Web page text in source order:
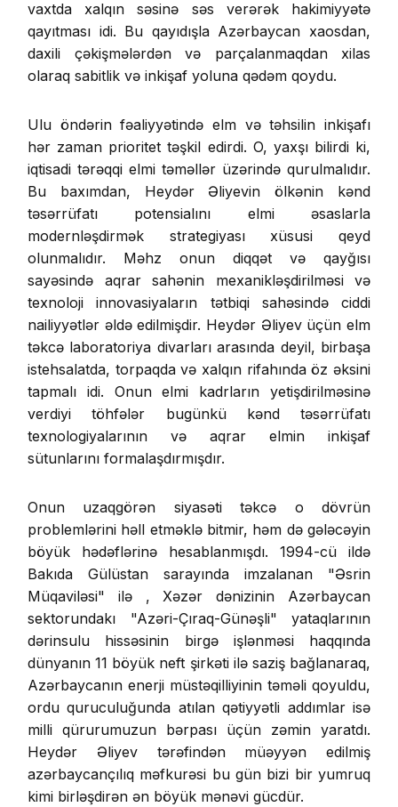
vaxtda xalqın səsinə səs verərək hakimiyyətə
qayıtması idi. Bu qayıdışla Azərbaycan xaosdan,
daxili çəkişmələrdən və parçalanmaqdan xilas
olaraq sabitlik və inkişaf yoluna qədəm qoydu.
Ulu öndərin fəaliyyətində elm və təhsilin inkişafı
hər zaman prioritet təşkil edirdi. O, yaxşı bilirdi ki,
iqtisadi tərəqqi elmi təməllər üzərində qurulmalıdır.
Bu baxımdan, Heydər Əliyevin ölkənin kənd
təsərrüfatı potensialını elmi əsaslarla
modernləşdirmək strategiyası xüsusi qeyd
olunmalıdır. Məhz onun diqqət və qayğısı
sayəsində aqrar sahənin mexanikləşdirilməsi və
texnoloji innovasiyaların tətbiqi sahəsində ciddi
nailiyyətlər əldə edilmişdir. Heydər Əliyev üçün elm
təkcə laboratoriya divarları arasında deyil, birbaşa
istehsalatda, torpaqda və xalqın rifahında öz əksini
tapmalı idi. Onun elmi kadrların yetişdirilməsinə
verdiyi töhfələr bugünkü kənd təsərrüfatı
texnologiyalarının və aqrar elmin inkişaf
sütunlarını formalaşdırmışdır.
Onun uzaqgörən siyasəti təkcə o dövrün
problemlərini həll etməklə bitmir, həm də gələcəyin
böyük hədəflərinə hesablanmışdı. 1994-cü ildə
Bakıda Gülüstan sarayında imzalanan "Əsrin
Müqaviləsi" ilə , Xəzər dənizinin Azərbaycan
sektorundakı "Azəri-Çıraq-Günəşli" yataqlarının
dərinsulu hissəsinin birgə işlənməsi haqqında
dünyanın 11 böyük neft şirkəti ilə saziş bağlanaraq,
Azərbaycanın enerji müstəqilliyinin təməli qoyuldu,
ordu quruculuğunda atılan qətiyyətli addımlar isə
milli qürurumuzun bərpası üçün zəmin yaratdı.
Heydər Əliyev tərəfindən müəyyən edilmiş
azərbaycançılıq məfkurəsi bu gün bizi bir yumruq
kimi birləşdirən ən böyük mənəvi gücdür.